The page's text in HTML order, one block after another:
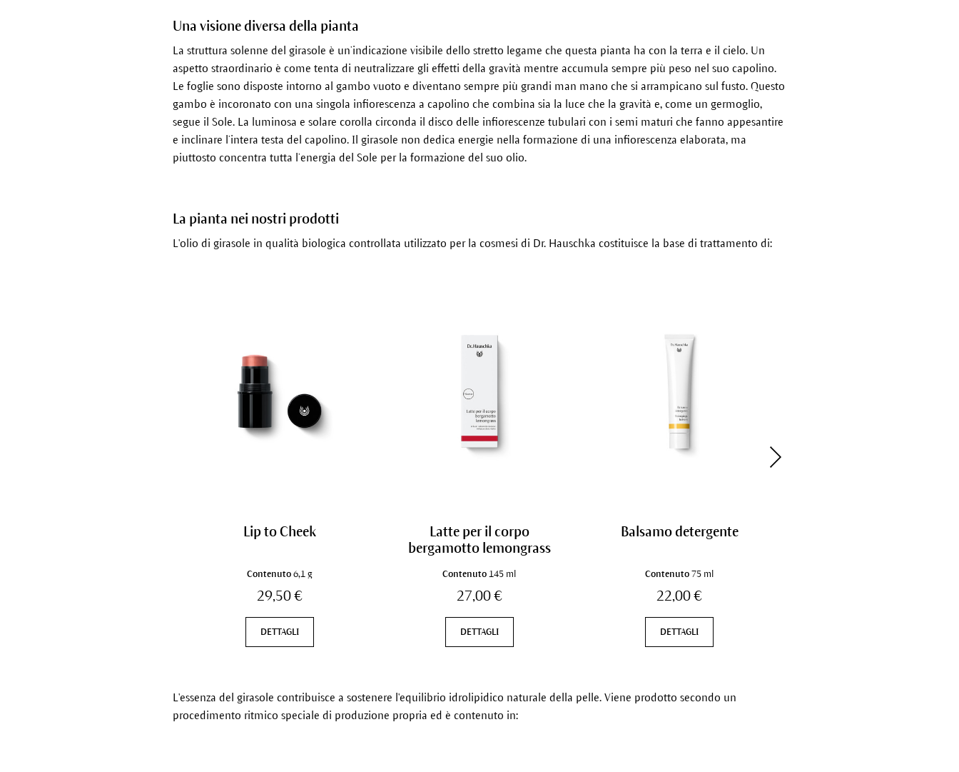
Una visione diversa della pianta
La struttura solenne del girasole è un’indicazione visibile dello stretto legame che questa pianta ha con la terra e il cielo. Un
aspetto straordinario è come tenta di neutralizzare gli effetti della gravità mentre accumula sempre più peso nel suo capolino.
Le foglie sono disposte intorno al gambo vuoto e diventano sempre più grandi man mano che si arrampicano sul fusto. Questo
gambo è incoronato con una singola infiorescenza a capolino che combina sia la luce che la gravità e, come un germoglio,
segue il Sole. La luminosa e solare corolla circonda il disco delle infiorescenze tubulari con i semi maturi che fanno appesantire
e inclinare l’intera testa del capolino. Il girasole non dedica energie nella formazione di una infiorescenza elaborata, ma
piuttosto concentra tutta l’energia del Sole per la formazione del suo olio.
La pianta nei nostri prodotti
L'olio di girasole in qualità biologica controllata utilizzato per la cosmesi di Dr. Hauschka costituisce la base di trattamento di:
Lip to Cheek
Contenuto 6,1 g
29,50 €
DETTAGLI
Latte per il corpo
bergamotto lemongrass
Contenuto145 ml
27,00 €
DETTAGLI
Balsamo detergente
Contenuto 75 ml
22,00 €
DETTAGLI
L'essenza del girasole contribuisce a sostenere l'equilibrio idrolipidico naturale della pelle. Viene prodotto secondo un
procedimento ritmico speciale di produzione propria ed è contenuto in: